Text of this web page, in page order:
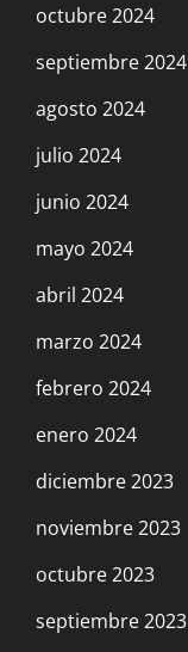
octubre 2024
septiembre 2024
agosto 2024
julio 2024
junio 2024
mayo 2024
abril 2024
marzo 2024
febrero 2024
enero 2024
diciembre 2023
noviembre 2023
octubre 2023
septiembre 2023